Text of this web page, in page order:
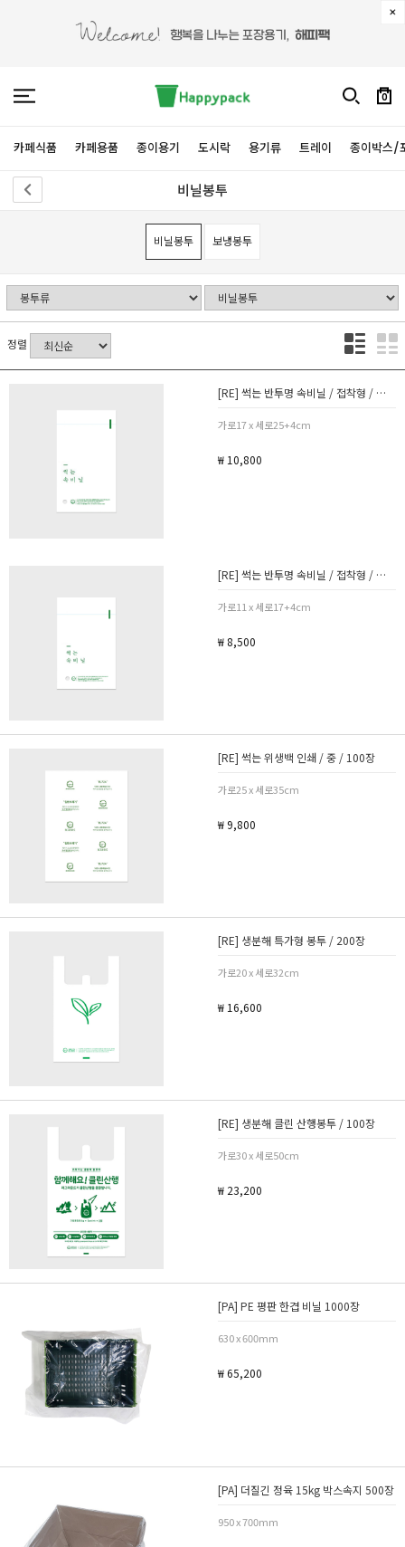
0
카페식품 카페용품 종이용기 도시락 용기류 트레이 종이박스/
비닐봉투
비닐봉투 보냉봉투
정렬
[RE] 썩는 반투명 속비닐 / 접착형 / 특소 / 100장
가로17 x 세로25+4cm
₩ 10,800
[RE] 썩는 반투명 속비닐 / 접착형 / 미니 / 100장
가로11 x 세로17+4cm
₩ 8,500
[RE] 썩는 위생백 인쇄 / 중 / 100장
가로25 x 세로35cm
₩ 9,800
[RE] 생분해 특가형 봉투 / 200장
가로20 x 세로32cm
₩ 16,600
[RE] 생분해 클린 산행봉투 / 100장
가로30 x 세로50cm
₩ 23,200
[PA] PE 평판 한겹 비닐 1000장
630 x 600mm
₩ 65,200
[PA] 더질긴 정육 15kg 박스속지 500장
950 x 700mm